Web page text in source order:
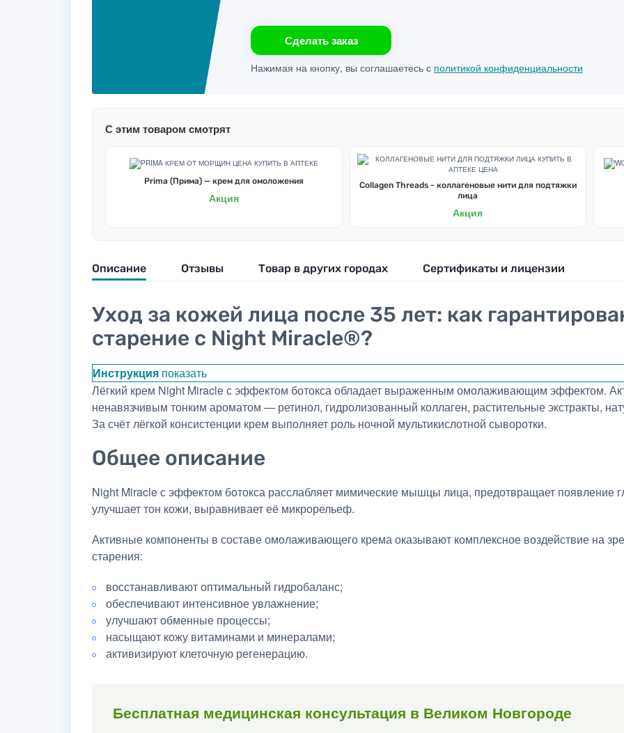
Сделать заказ
Нажимая на кнопку, вы соглашаетесь с политикой конфиденциальности
С этим товаром смотрят
Prima (Прима) — крем для омоложения
Акция
Collagen Threads - коллагеновые нити для подтяжки
лица
Акция
Описание Отзывы Товар в других городах Сертификаты и лицензии
Уход за кожей лица после 35 лет: как
старение с Night Miracle®?
Инструкция показать
Лёгкий крем Night Miracle с эффектом ботокса обладает выраженным омолаживающим эффектом.
ненавязчивым тонким ароматом — ретинол, гидролизованный коллаген, растительные экстракты,
За счёт лёгкой консистенции крем выполняет роль ночной мультикислотной сыворотки.
Общее описание
Night Miracle с эффектом ботокса расслабляет мимические мышцы лица, предотвращает появление
улучшает тон кожи, выравнивает её микрорельеф.
Активные компоненты в составе омолаживающего крема оказывают комплексное воздействие на
старения:
восстанавливают оптимальный гидробаланс;
обеспечивают интенсивное увлажнение;
улучшают обменные процессы;
насыщают кожу витаминами и минералами;
активизируют клеточную регенерацию.
Бесплатная медицинская консультация в Великом Новгороде